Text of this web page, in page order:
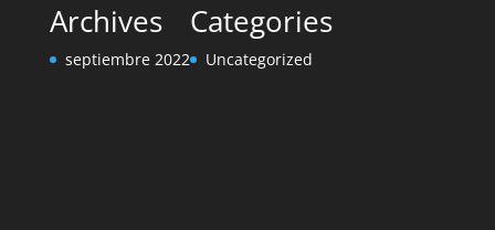
Archives
septiembre 2022
Categories
Uncategorized